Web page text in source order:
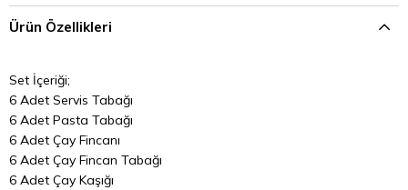
Ürün Özellikleri
Set İçeriği;
6 Adet Servis Tabağı
6 Adet Pasta Tabağı
6 Adet Çay Fincanı
6 Adet Çay Fincan Tabağı
6 Adet Çay Kaşığı